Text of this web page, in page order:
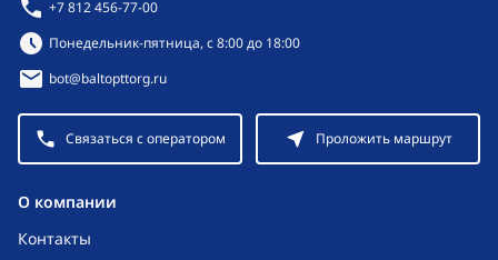
O компании
Контакты
+7 812 456-77-00
Режим работы:
Понедельник-пятница, с 8:00 до 18:00
bot@baltopttorg.ru
Связаться с оператором Проложить маршрут